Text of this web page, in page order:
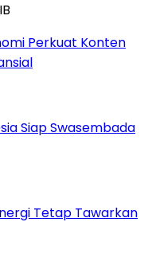
Perkuat Konten
Siap Swasembada
Tetap Tawarkan